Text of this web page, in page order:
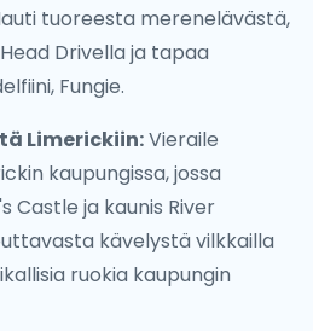
tuoreesta merenelävästä,
Drivella ja tapaa
Fungie.
Limerickiin:Vieraile
kaupungissa, jossa
Castle ja kaunis River
kävelystä vilkkailla
ruokia kaupungin